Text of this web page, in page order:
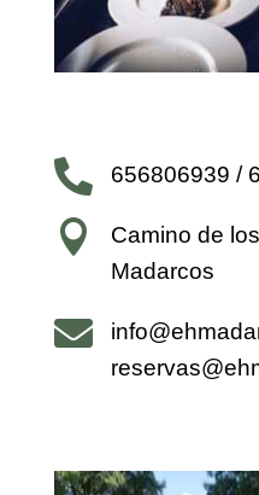
 656806939 /

Camino de
Madarcos
